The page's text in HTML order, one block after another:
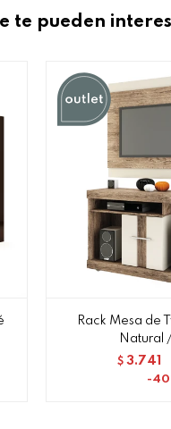
te pueden
Rack Mesa de
Natural
$ 3.741
40